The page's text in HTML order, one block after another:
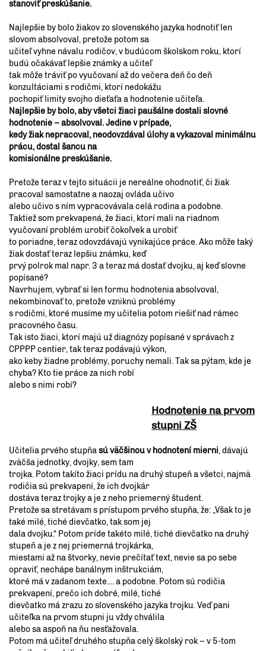
stanoviť preskúšanie.
Najlepšie by bolo žiakov zo slovenského jazyka hodnotiť len
slovom absolvoval, pretože potom sa
učiteľ vyhne návalu rodičov, v budúcom školskom roku, ktorí
budú očakávať lepšie známky a učiteľ
tak môže tráviť po vyučovaní až do večera deň čo deň
konzultáciami s rodičmi, ktorí nedokážu
pochopiť limity svojho dieťaťa a hodnotenie učiteľa.
Najlepšie by bolo, aby všetci žiaci paušálne dostali slovné
hodnotenie – absolvoval. Jedine v prípade,
kedy žiak nepracoval, neodovzdával úlohy a vykazoval minimálnu
prácu, dostal šancu na
komisionálne preskúšanie.
Pretože teraz v tejto situácii je nereálne ohodnotiť, či žiak
pracoval samostatne a naozaj ovláda učivo
alebo učivo s ním vypracovávala celá rodina a podobne.
Taktiež som prekvapená, že žiaci, ktorí mali na riadnom
vyučovaní problém urobiť čokoľvek a urobiť
to poriadne, teraz odovzdávajú vynikajúce práce. Ako môže taký
žiak dostať teraz lepšiu známku, keď
prvý polrok mal napr. 3 a teraz má dostať dvojku, aj keď slovne
popísané?
Navrhujem, vybrať si len formu hodnotenia absolvoval,
nekombinovať to, pretože vzniknú problémy
s rodičmi, ktoré musíme my učitelia potom riešiť nad rámec
pracovného času.
Tak isto žiaci, ktorí majú už diagnózy popísané v správach z
CPPPP centier, tak teraz podávajú výkon,
ako keby žiadne problémy, poruchy nemali. Tak sa pýtam, kde je
chyba? Kto tie práce za nich robí
alebo s nimi robí?
Hodnotenie na prvom
stupni ZŠ
Učitelia prvého stupňasú väčšinou v hodnotení mierni, dávajú
zväčša jednotky, dvojky, sem tam
trojka. Potom takíto žiaci prídu na druhý stupeň a všetci, najmä
rodičia sú prekvapení, že ich dvojkár
dostáva teraz trojky a je z neho priemerný študent.
Pretože sa stretávam s prístupom prvého stupňa, že: „Však to je
také milé, tiché dievčatko, tak som jej
dala dvojku.“ Potom príde takéto milé, tiché dievčatko na druhý
stupeň a je z nej priemerná trojkárka,
miestami až na štvorky, nevie prečítať text, nevie sa po sebe
opraviť, nechápe banálnym inštrukciám,
ktoré má v zadanom texte.... a podobne. Potom sú rodičia
prekvapení, prečo ich dobré, milé, tiché
dievčatko má zrazu zo slovenského jazyka trojku. Veď pani
učiteľka na prvom stupni ju vždy chválila
alebo sa aspoň na ňu nesťažovala.
Potom má učiteľ druhého stupňa celý školský rok – v 5-tom